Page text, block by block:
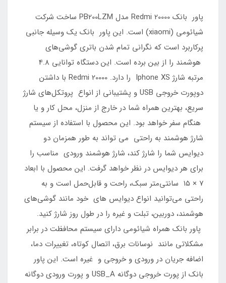
پاور بانک 20000 Redmi مدل PB200LZM ساخت شرکت
شیائومی (xiaomi) است. این پاور بانک یک وسیله جانبی
پرکاربرد است که نگرانی تمام شدن باتری گوشی‌های
هوشمند را از بین برده است. این دستگاه توانایی 4.8
مرتبه شارژ Iphone XS را دارد. Redmi 20000 با داشتن
دوپورت خروجی USB و پشتیبانی از انواع پروتکل‌های شارژ
سریع، بهترین همراه شما در خارج از منزل، محل کار و یا
هنگام سفر خواهد بود. این محصول با استفاده از سیستم
شارژ هوشمند به راحتی می تواند به طور همزمان دو
دیوایس شما را شارژ کند، شارژ هوشمند ورودی مناسب را
برای هر دیوایس در نظر خواهد گرفت. این محصول با ابعاد
۷ × ۱۵ سانتی‌متر سبک، راحت و قابل‌حمل است و به
راحتی می‌توانید انواع دیوایس های خود مانند گوشی‌های
هوشمند، دوربین، تبلت و غیره را در طول روز شارژ کنید.
پاور بانک همراه شیائومی دارای سیستم محافظت در برابر
مشکلاتی مانند نوسانات برق، اتصال کوتاه، تغییرات دما،
اضافه جریان در ورودی و خروجی و غیره است. این پاور
بانک از پورت خروجی دوگانه USB_A و پورت ورودی دوگانه